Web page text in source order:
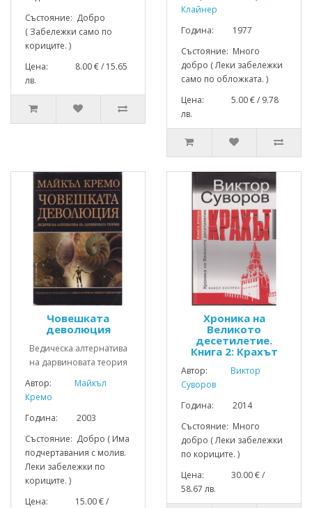
Състояние: Добро
( Забележки само по
кориците. )
Цена: 8.00 € / 15.65
лв.
Клайнер
Година: 1977
Състояние: Много
добро ( Леки забележки
само по обложката. )
Цена: 5.00 € / 9.78
лв.
Човешката
деволюция
Ведическа алтернатива
на дарвиновата теория
Автор:
Майкъл
Кремо
Година: 2003
Състояние: Добро ( Има
подчертавания с молив.
Леки забележки по
кориците. )
Цена: 15.00 € /
Хроника на
Великото
десетилетие.
Книга 2: Крахът
Автор:
Виктор
Суворов
Година: 2014
Състояние: Много
добро ( Леки забележки
по кориците. )
Цена: 30.00 € /
58.67 лв.